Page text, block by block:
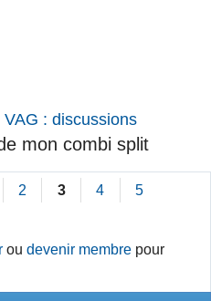
VAG : discussions
mon combi split
2 3 4
5
oudevenir membre pour